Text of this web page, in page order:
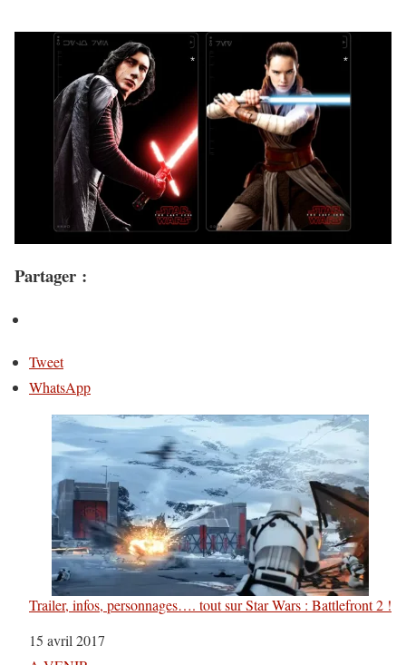
Partager :
Tweet
WhatsApp
Trailer, infos, personnages…. tout sur Star Wars : Battlefront 2 !
Date
15 avril 2017